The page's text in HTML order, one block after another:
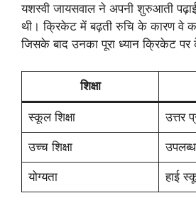
यशस्वी जायसवाल ने अपनी शुरुआती
थी। क्रिकेट में बढ़ती रुचि के कारण वे
जिसके बाद उनका पूरा ध्यान क्रिकेट पर
शिक्षा
स्कूल शिक्षा उत्तर
उच्च शिक्षा
योग्यता हाई